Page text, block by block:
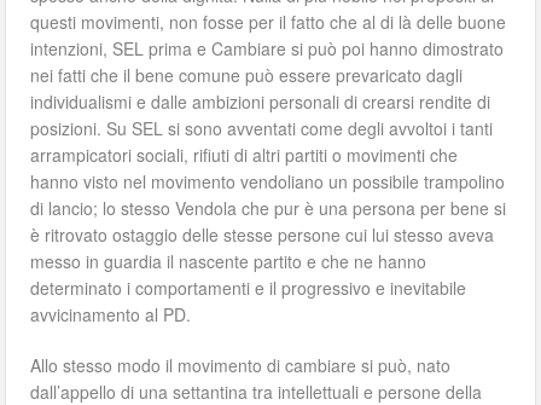
questi movimenti, non fosse per il fatto che al di là delle buone
intenzioni, SEL prima e Cambiare si può poi hanno dimostrato
nei fatti che il bene comune può essere prevaricato dagli
individualismi e dalle ambizioni personali di crearsi rendite di
posizioni. Su SEL si sono avventati come degli avvoltoi i tanti
arrampicatori sociali, rifiuti di altri partiti o movimenti che
hanno visto nel movimento vendoliano un possibile trampolino
di lancio; lo stesso Vendola che pur è una persona per bene si
è ritrovato ostaggio delle stesse persone cui lui stesso aveva
messo in guardia il nascente partito e che ne hanno
determinato i comportamenti e il progressivo e inevitabile
avvicinamento al PD.
Allo stesso modo il movimento di cambiare si può, nato
dall’appello di una settantina tra intellettuali e persone della